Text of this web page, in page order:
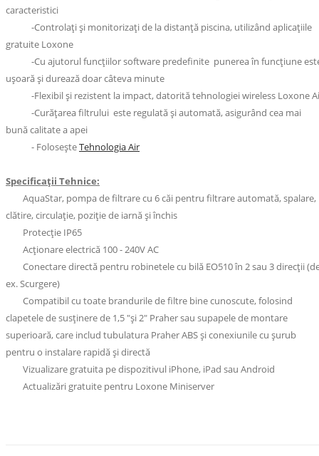
caracteristici
-Controlați și monitorizați de la distanță piscina, utilizând aplicațiile
gratuite Loxone
-Cu ajutorul funcțiilor software predefinite punerea în funcțiune
ușoară și durează doar câteva minute
-Flexibil și rezistent la impact, datorită tehnologiei wireless Loxone
-Curățarea filtrului este regulată și automată, asigurând cea mai
bună calitate a apei
- FoloseșteTehnologia Air
Specificații Tehnice:
AquaStar, pompa de filtrare cu 6 căi pentru filtrare automată, spalare,
clătire, circulație, poziție de iarnă și închis
Protecție IP65
Acționare electrică 100 - 240V AC
Conectare directă pentru robinetele cu bilă EO510 în 2 sau 3 direcții
ex. Scurgere)
Compatibil cu toate brandurile de filtre bine cunoscute, folosind
clapetele de susținere de 1,5 "și 2" Praher sau supapele de montare
superioară, care includ tubulatura Praher ABS și conexiunile cu șurub
pentru o instalare rapidă și directă
Vizualizare gratuita pe dispozitivul iPhone, iPad sau Android
Actualizări gratuite pentru Loxone Miniserver